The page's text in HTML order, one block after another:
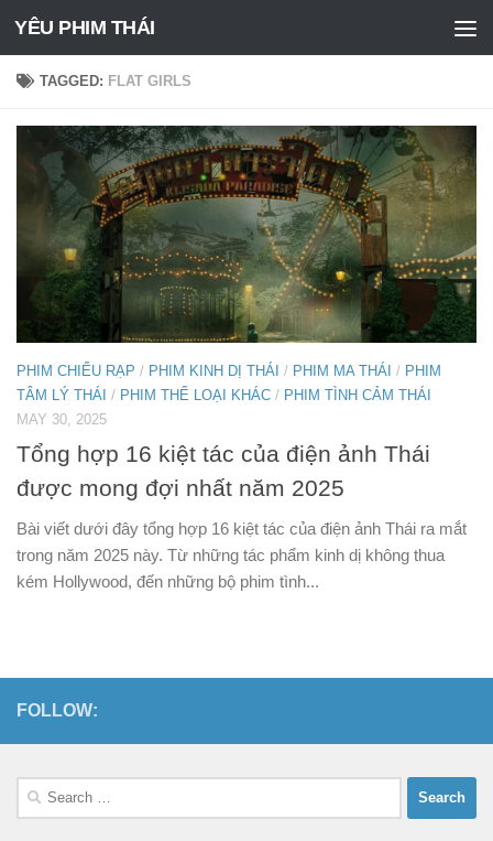
Skip to content
YÊU PHIM THÁI
TAGGED: FLAT GIRLS
PHIM CHIẾU RẠP / PHIM KINH DỊ THÁI / PHIM MA THÁI / PHIM
TÂM LÝ THÁI / PHIM THỂ LOẠI KHÁC / PHIM TÌNH CẢM THÁI
MAY 30, 2025
Tổng hợp 16 kiệt tác của điện ảnh Thái
được mong đợi nhất năm 2025
Bài viết dưới đây tổng hợp 16 kiệt tác của điện ảnh Thái ra mắt
trong năm 2025 này. Từ những tác phẩm kinh dị không thua
kém Hollywood, đến những bộ phim tình...
FOLLOW:
Search